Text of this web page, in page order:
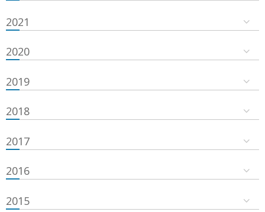
2021
2020
2019
2018
2017
2016
2015